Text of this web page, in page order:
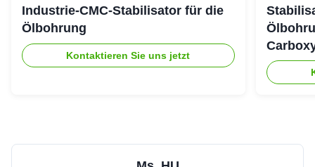
Industrie-CMC-Stabilisator für die
Ölbohrung
Kontaktieren Sie uns jetzt